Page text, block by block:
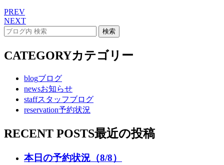
PREV
NEXT
CATEGORYカテゴリー
blogブログ
newsお知らせ
staffスタッフブログ
reservation予約状況
RECENT POSTS最近の投稿
本日の予約状況（8/8）